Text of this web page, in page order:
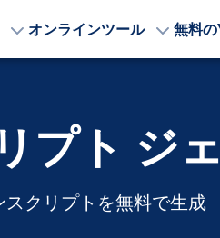
オンラインツール 無料
プト ジ
クリプトを無料で生成